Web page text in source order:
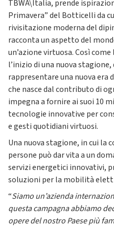
TBWA\Italia, prende
Primavera” del Botticelli da
rivisitazione moderna del
racconta un aspetto del
un’azione virtuosa. Così
l’inizio di una nuova
rappresentare una nuova era
che nasce dal contributo di
impegna a fornire ai suoi 10
tecnologie innovative per
e gesti quotidiani virtuosi.
Una nuova stagione, in cui la
persone può dar vita a un
servizi energetici innovativi,
soluzioni per la mobilità
“Siamo un’azienda
questa campagna abbiamo
opere del nostro Paese più